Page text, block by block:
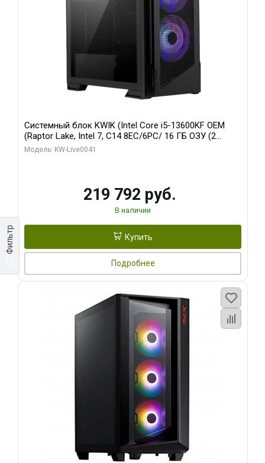
Фильтр
Системный блок KWIK (Intel Core i5-13600KF OEM
(Raptor Lake, Intel 7, C14 8EC/6PC/ 16 ГБ ОЗУ (2
модуля)/ Palit RTX5080 GAMINGPRO OC 16GB GDDR7
Модель: KW-Live0041
219 792 руб.
В наличии
Купить
Подробнее